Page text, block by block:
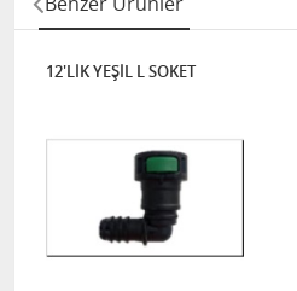
12'LİK YEŞİL L SOKET